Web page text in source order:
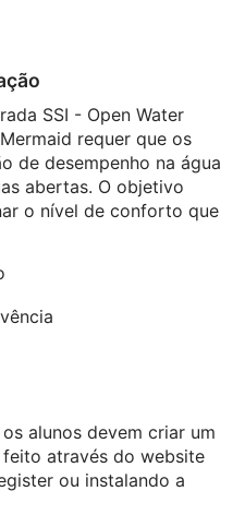
SSI - Open Water
requer que os
de desempenho na água
abertas. O objetivo
o nível de conforto que
alunos devem criar um
através do website
ou instalando a